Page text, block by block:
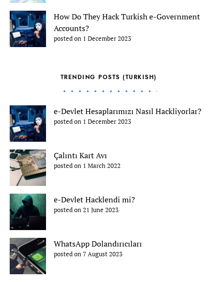
How Do They Hack Turkish e-Government
Accounts?
posted on 1 December 2023
TRENDING POSTS (TURKISH)
e-Devlet Hesaplarımızı Nasıl Hackliyorlar?
posted on 1 December 2023
Çalıntı Kart Avı
posted on 1 March 2022
e-Devlet Hacklendi mi?
posted on 21 June 2023
WhatsApp Dolandırıcıları
posted on 7 August 2023